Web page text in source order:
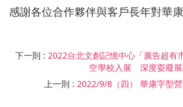
感謝各位合作夥伴與客戶長年對華康
下一則 : 2022台北文創記憶中心「廣告超
空學校入展 深度耍廢
上一則 : 2022/9/8（四） 華康字型